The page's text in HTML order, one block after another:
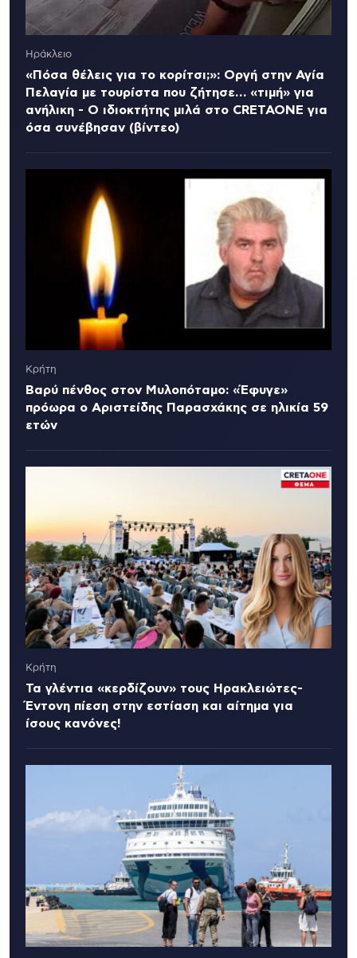
Ηράκλειο
«Πόσα θέλεις για το κορίτσι;»: Οργή στην Αγία
Πελαγία με τουρίστα που ζήτησε… «τιμή» για
ανήλικη - Ο ιδιοκτήτης μιλά στο CRETAONE για
όσα συνέβησαν (βίντεο)
Κρήτη
Βαρύ πένθος στον Μυλοπόταμο: «Έφυγε»
πρόωρα ο Αριστείδης Παρασχάκης σε ηλικία 59
ετών
Κρήτη
Τα γλέντια «κερδίζουν» τους Ηρακλειώτες-
Έντονη πίεση στην εστίαση και αίτημα για
ίσους κανόνες!